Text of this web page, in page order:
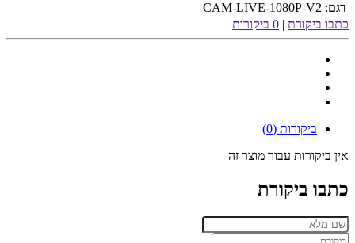
דגם: CAM-LIVE-1080P-V2
כתבו ביקורת | 0 ביקורות
ביקורות (0)
אין ביקורות עבור מוצר זה
כתבו ביקורת